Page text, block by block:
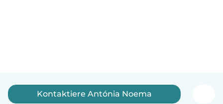
Kontaktiere Antónia Noema